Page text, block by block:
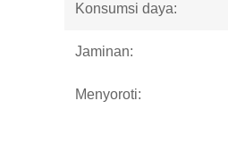
Konsumsi daya:
Jaminan:
Menyoroti: